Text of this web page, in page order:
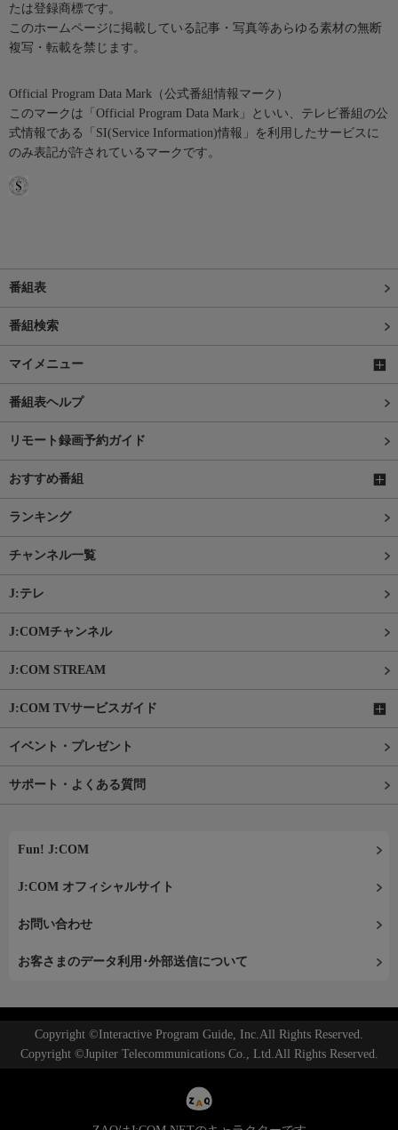
たは登録商標です。
このホームページに掲載している記事・写真等あらゆる素材の無断
複写・転載を禁じます。
Official Program Data Mark（公式番組情報マーク）
このマークは「Official Program Data Mark」といい、テレビ番組の公
式情報である「SI(Service Information)情報」を利用したサービスに
のみ表記が許されているマークです。
番組表
番組検索
マイメニュー
番組表ヘルプ
リモート録画予約ガイド
おすすめ番組
ランキング
チャンネル一覧
J:テレ
J:COMチャンネル
J:COM STREAM
J:COM TVサービスガイド
イベント・プレゼント
サポート・よくある質問
Fun! J:COM
J:COM オフィシャルサイト
お問い合わせ
お客さまのデータ利用･外部送信について
Copyright ©Interactive Program Guide, Inc.All Rights Reserved.
Copyright ©Jupiter Telecommunications Co., Ltd.All Rights Reserved.